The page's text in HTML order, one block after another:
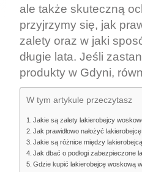
ale także skuteczną
przyjrzymy się, jak
zalety oraz w jaki
długie lata. Jeśli
produkty w Gdyni,
W tym artykule przeczytasz
Jakie są zalety lakierobejcy
Jak prawidłowo nałożyć
Jakie są różnice między
Jak dbać o podłogi zabezpieczone
Gdzie kupić lakierobejcę woskową